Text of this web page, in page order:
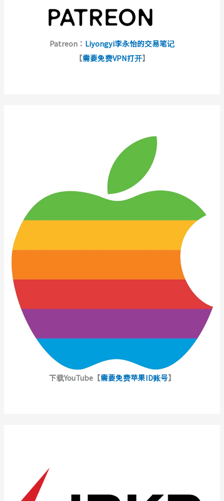
Patreon： Liyongyi李永怡的交易笔记
【需要免费VPN打开】
下载YouTube【需要免费苹果ID账号】